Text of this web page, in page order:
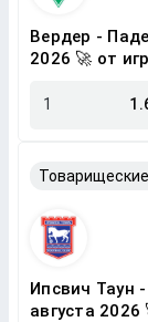
Вердер -
2026 🚀 от
1
Ипсвич Таун
августа